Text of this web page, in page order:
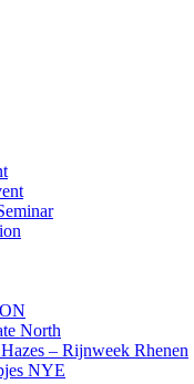
North
– Rijnweek Rhenen
NYE